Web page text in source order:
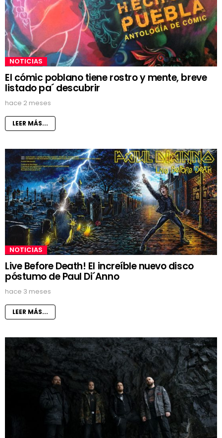
NOTICIAS
El cómic poblano tiene rostro y mente, breve
listado pa´ descubrir
hace 2 meses
LEER MÁS...
NOTICIAS
Live Before Death! El increíble nuevo disco
póstumo de Paul Di´Anno
hace 3 meses
LEER MÁS...